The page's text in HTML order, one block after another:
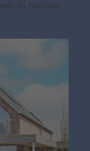
im Standard